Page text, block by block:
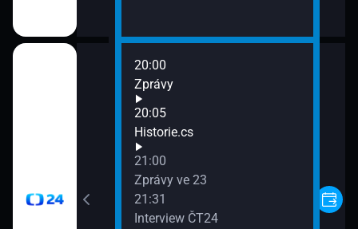
20:00
Zprávy
20:05
Historie.cs
21:00
Zprávy ve 23
21:31
Interview ČT24